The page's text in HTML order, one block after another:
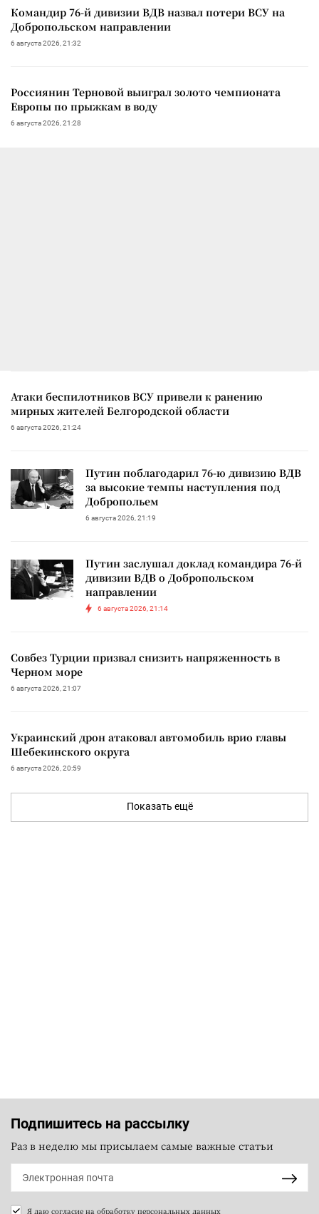
Командир 76-й дивизии ВДВ назвал потери ВСУ на
Добропольском направлении
6 августа 2026, 21:32
Россиянин Терновой выиграл золото чемпионата
Европы по прыжкам в воду
6 августа 2026, 21:28
Атаки беспилотников ВСУ привели к ранению
мирных жителей Белгородской области
6 августа 2026, 21:24
Путин поблагодарил 76-ю дивизию ВДВ
за высокие темпы наступления под
Добропольем
6 августа 2026, 21:19
Путин заслушал доклад командира 76-й
дивизии ВДВ о Добропольском
направлении
6 августа 2026, 21:14
Совбез Турции призвал снизить напряженность в
Черном море
6 августа 2026, 21:07
Украинский дрон атаковал автомобиль врио главы
Шебекинского округа
6 августа 2026, 20:59
Показать ещё
Подпишитесь на рассылку
Раз в неделю мы присылаем самые важные статьи
Я даю согласие на обработку персональных данных